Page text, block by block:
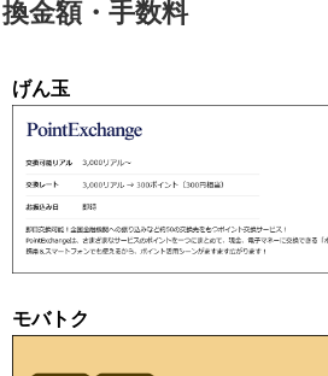
換金額・手数料
げん玉
モバトク